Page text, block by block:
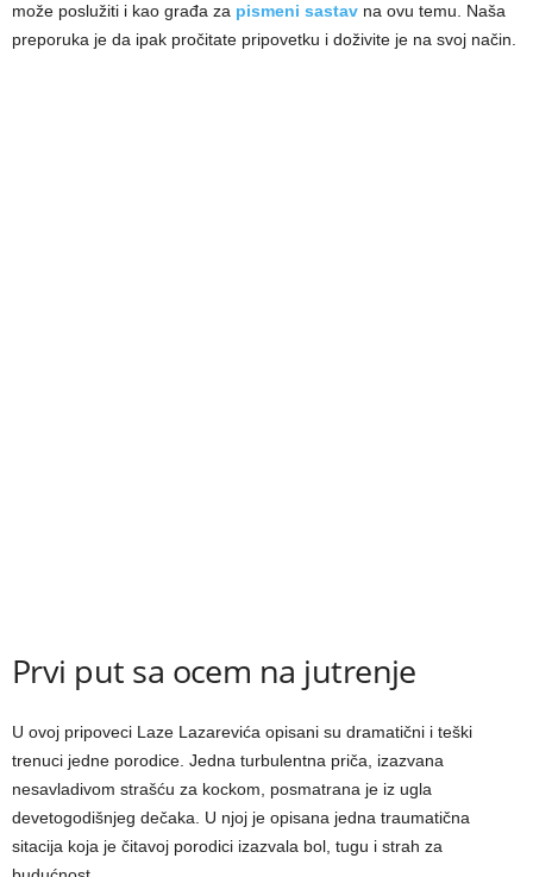
može poslužiti i kao građa za pismeni sastav na ovu temu. Naša
preporuka je da ipak pročitate pripovetku i doživite je na svoj način.
Prvi put sa ocem na jutrenje
U ovoj pripoveci Laze Lazarevića opisani su dramatični i teški
trenuci jedne porodice. Jedna turbulentna priča, izazvana
nesavladivom strašću za kockom, posmatrana je iz ugla
devetogodišnjeg dečaka. U njoj je opisana jedna traumatična
sitacija koja je čitavoj porodici izazvala bol, tugu i strah za